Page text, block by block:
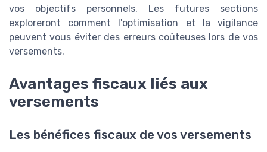
vos objectifs personnels. Les futures sections
exploreront comment l'optimisation et la vigilance
peuvent vous éviter des erreurs coûteuses lors de vos
versements.
Avantages fiscaux liés aux
versements
Les bénéfices fiscaux de vos versements